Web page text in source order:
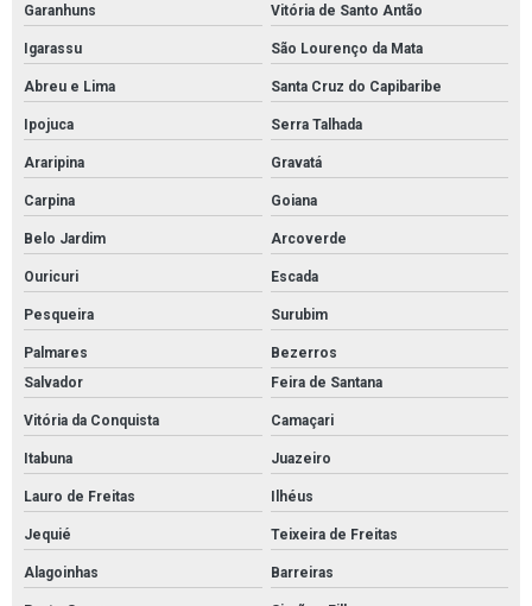
Garanhuns Vitória de Santo Antão
Igarassu São Lourenço da Mata
Abreu e Lima Santa Cruz do Capibaribe
Ipojuca Serra Talhada
Araripina Gravatá
Carpina Goiana
Belo Jardim Arcoverde
Ouricuri Escada
Pesqueira Surubim
Palmares
Bezerros
Salvador
Feira de Santana
Vitória da Conquista Camaçari
Itabuna Juazeiro
Lauro de Freitas Ilhéus
Jequié Teixeira de Freitas
Alagoinhas Barreiras